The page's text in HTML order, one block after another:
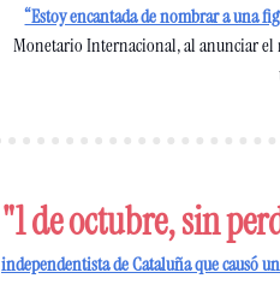
“Estoy encantada de nombrar a una
Monetario Internacional, al anunciar el
"1 de octubre, sin
independentista de Cataluña que causó